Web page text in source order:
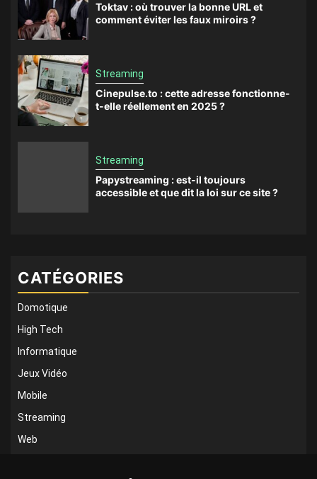
Toktav : où trouver la bonne URL et
comment éviter les faux miroirs ?
Streaming
Cinepulse.to : cette adresse fonctionne-
t-elle réellement en 2025 ?
Streaming
Papystreaming : est-il toujours
accessible et que dit la loi sur ce site ?
CATÉGORIES
Domotique
High Tech
Informatique
Jeux Vidéo
Mobile
Streaming
Web